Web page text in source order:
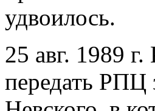
удвоилось.
25 авг. 1989
передать РПЦ